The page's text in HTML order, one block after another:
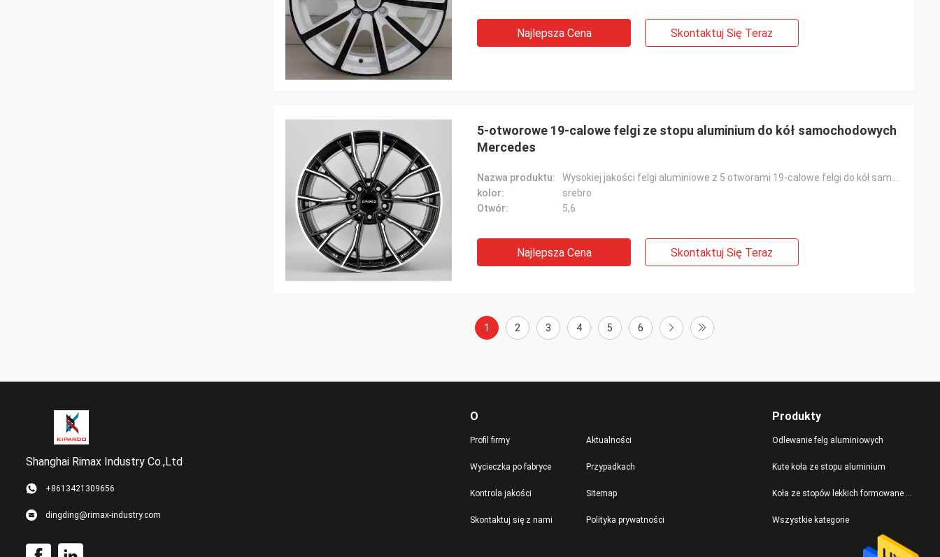
Najlepsza Cena Skontaktuj Się Teraz
5-otworowe 19-calowe felgi ze stopu aluminium do kół samochodowych
Mercedes
Nazwa produktu:
kolor:
srebro
Otwór:
5,6
Najlepsza Cena Skontaktuj Się Teraz
1 2 3 4 5 6
Shanghai Rimax Industry Co.,Ltd
+8613421309656
dingding@rimax-industry.com
O
Profil firmy
Wycieczka po fabryce
Kontrola jakości
Skontaktuj się z nami
Aktualności
Przypadkach
Sitemap
Polityka prywatności
Produkty
Odlewanie felg aluminiowych
Kute koła ze stopu aluminium
Koła ze stopów lekkich formowane metodą Flow
Wszystkie kategorie